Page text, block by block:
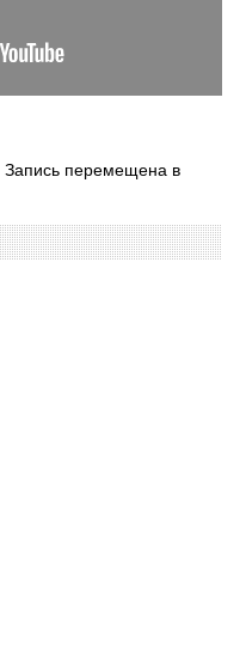
Запись перемещена в